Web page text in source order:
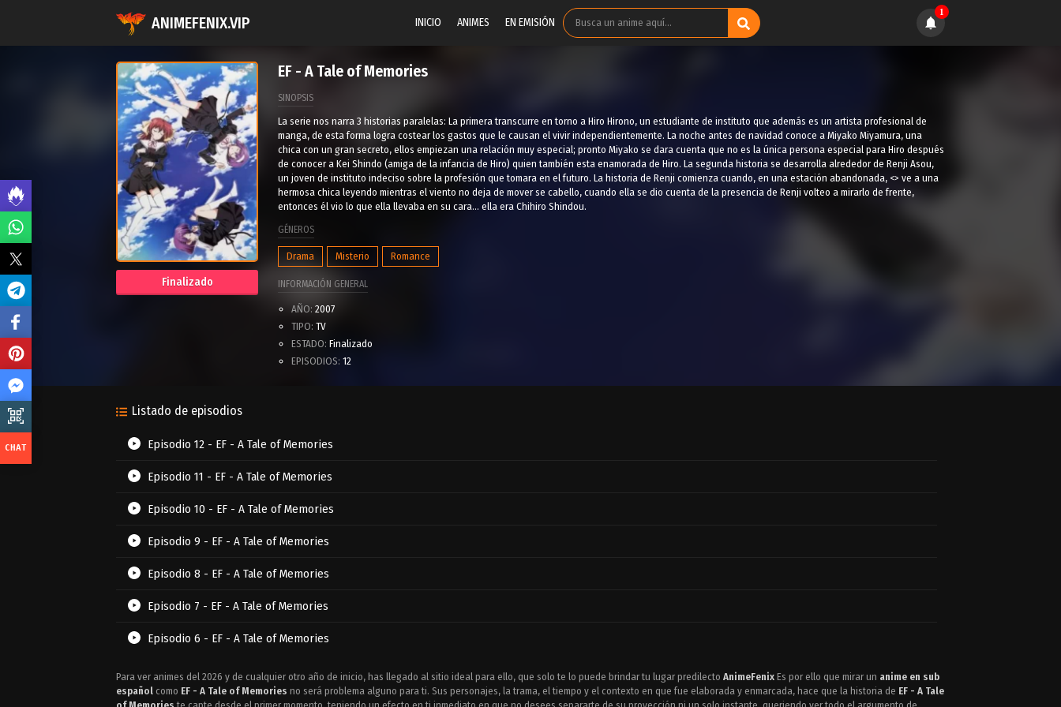
ANIMEFENIX.VIP INICIO ANIMES EN EMISIÓN
1
Finalizado
EF - A Tale of Memories
SINOPSIS
La serie nos narra 3 historias paralelas: La primera transcurre en torno a Hiro Hirono, un estudiante de instituto que además es un artista profesional de
manga, de esta forma logra costear los gastos que le causan el vivir independientemente. La noche antes de navidad conoce a Miyako Miyamura, una
chica con un gran secreto, ellos empiezan una relación muy especial; pronto Miyako se dara cuenta que no es la única persona especial para Hiro después
de conocer a Kei Shindo (amiga de la infancia de Hiro) quien también esta enamorada de Hiro. La segunda historia se desarrolla alrededor de Renji Asou,
un joven de instituto indeciso sobre la profesión que tomara en el futuro. La historia de Renji comienza cuando, en una estación abandonada, <> ve a una
hermosa chica leyendo mientras el viento no deja de mover se cabello, cuando ella se dio cuenta de la presencia de Renji volteo a mirarlo de frente,
entonces él vio lo que ella llevaba en su cara... ella era Chihiro Shindou.
GÉNEROS
Drama Misterio Romance
INFORMACIÓN GENERAL
AÑO: 2007
TIPO: TV
ESTADO: Finalizado
EPISODIOS: 12
Listado de episodios
Episodio 12 - EF - A Tale of Memories
Episodio 11 - EF - A Tale of Memories
Episodio 10 - EF - A Tale of Memories
Episodio 9 - EF - A Tale of Memories
Episodio 8 - EF - A Tale of Memories
Episodio 7 - EF - A Tale of Memories
Episodio 6 - EF - A Tale of Memories
Episodio 5 - EF - A Tale of Memories
Episodio 4 - EF - A Tale of Memories
Para ver animes del 2026 y de cualquier otro año de inicio, has llegado al sitio ideal para ello, que solo te lo puede brindar tu lugar predilecto AnimeFenix Es por ello que mirar un anime en sub
español como EF - A Tale of Memories no será problema alguno para ti. Sus personajes, la trama, el tiempo y el contexto en que fue elaborada y enmarcada, hace que la historia de EF - A Tale